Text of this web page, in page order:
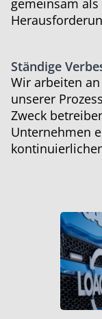
gemeinsam
Ständige
Wir arbeiten
unserer
Zweck
Unternehmen